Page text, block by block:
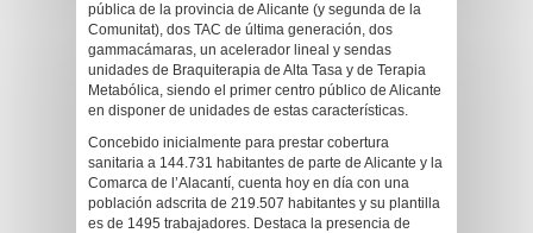
pública de la provincia de Alicante (y segunda de la
Comunitat), dos TAC de última generación, dos
gammacámaras, un acelerador lineal y sendas
unidades de Braquiterapia de Alta Tasa y de Terapia
Metabólica, siendo el primer centro público de Alicante
en disponer de unidades de estas características.
Concebido inicialmente para prestar cobertura
sanitaria a 144.731 habitantes de parte de Alicante y la
Comarca de l’Alacantí, cuenta hoy en día con una
población adscrita de 219.507 habitantes y su plantilla
es de 1495 trabajadores. Destaca la presencia de